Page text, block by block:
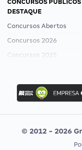
CONCURSOS PÚBLICOS
DESTAQUE
Concursos Abertos
Concursos 2026
Concursos 2025
Concurso Ibama
Concurso MPU
Editais publicados
© 2012 - 2026